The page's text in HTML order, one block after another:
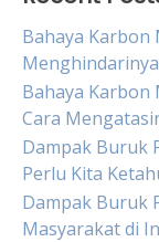
Bahaya Karbon
Menghindarinya
Bahaya Karbon
Cara
Dampak Buruk
Perlu Kita
Dampak Buruk
Masyarakat di